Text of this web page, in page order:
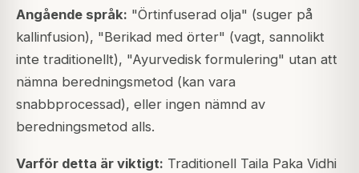
Angående språk: "Örtinfuserad olja" (suger på
kallinfusion), "Berikad med örter" (vagt, sannolikt
inte traditionellt), "Ayurvedisk formulering" utan att
nämna beredningsmetod (kan vara
snabbprocessad), eller ingen nämnd av
beredningsmetod alls.
Varför detta är viktigt: Traditionell Taila Paka Vidhi